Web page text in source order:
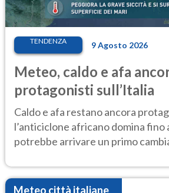
TENDENZA 9 Agosto 2026
Meteo, caldo e afa
protagonisti sull’Italia
Caldo e afa restano ancora
l’anticiclone africano domina fino
potrebbe arrivare un primo
Meteo città italiane